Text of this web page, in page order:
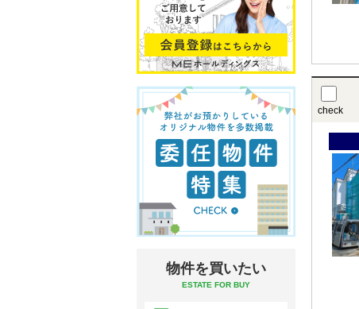
check
物件を買いたい
ESTATE FOR BUY